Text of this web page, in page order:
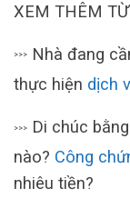
XEM THÊM
>>>
Nhà đang
thực hiện dịch
>>>
Di chúc
nào? Công
nhiêu tiền?